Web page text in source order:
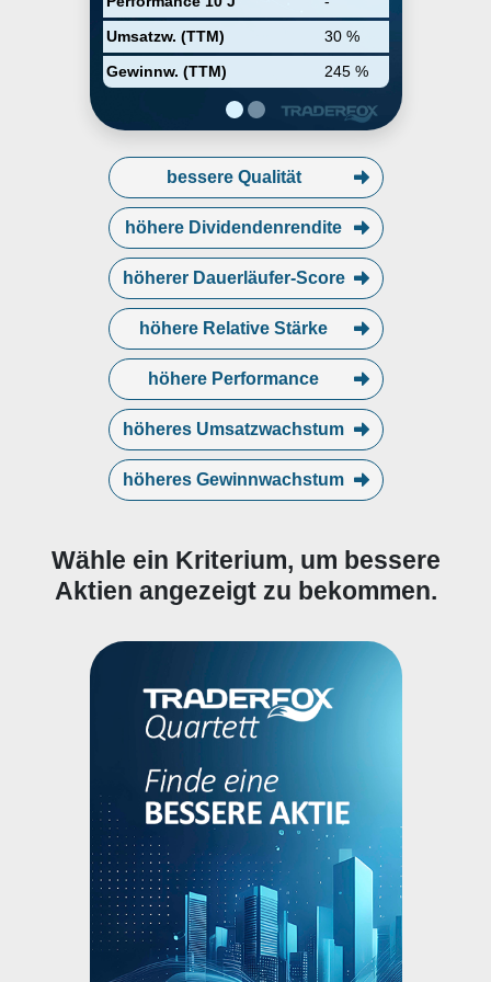
Umsatzw. (TTM)
30 %
Gewinnw. (TTM)
245 %
bessere Qualität
höhere Dividendenrendite
höherer Dauerläufer-Score
höhere Relative Stärke
höhere Performance
höheres Umsatzwachstum
höheres Gewinnwachstum
Wähle ein Kriterium, um bessere
Aktien angezeigt zu bekommen.